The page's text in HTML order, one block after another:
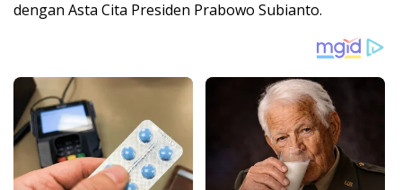
dengan Asta Cita Presiden Prabowo Subianto.